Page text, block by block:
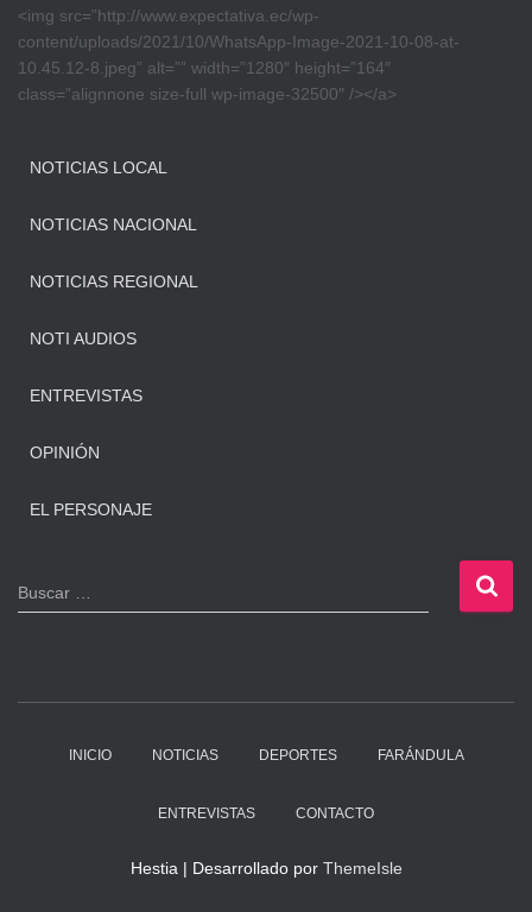
<img src=”http://www.expectativa.ec/wp-
content/uploads/2021/10/WhatsApp-Image-2021-10-08-at-
10.45.12-8.jpeg” alt=”” width=”1280″ height=”164″
class=”alignnone size-full wp-image-32500″ /></a>
NOTICIAS LOCAL
NOTICIAS NACIONAL
NOTICIAS REGIONAL
NOTI AUDIOS
ENTREVISTAS
OPINIÓN
EL PERSONAJE
B
u
Buscar …
INICIO NOTICIAS DEPORTES FARÁNDULA
ENTREVISTAS CONTACTO
Hestia | Desarrollado por ThemeIsle